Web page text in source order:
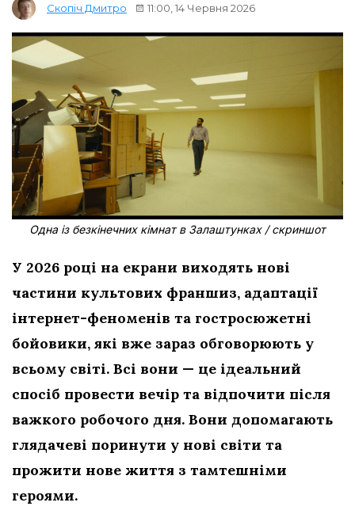
Скопіч Дмитро 11:00, 14 Червня 2026
Одна із безкінечних кімнат в Залаштунках / скриншот
У 2026 році на екрани виходять нові
частини культових франшиз, адаптації
інтернет-феноменів та гостросюжетні
бойовики, які вже зараз обговорюють у
всьому світі. Всі вони — це ідеальний
спосіб провести вечір та відпочити після
важкого робочого дня. Вони допомагають
глядачеві поринути у нові світи та
прожити нове життя з тамтешніми
героями.